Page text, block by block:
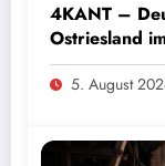
4KANT –
Ostriesland
5. August